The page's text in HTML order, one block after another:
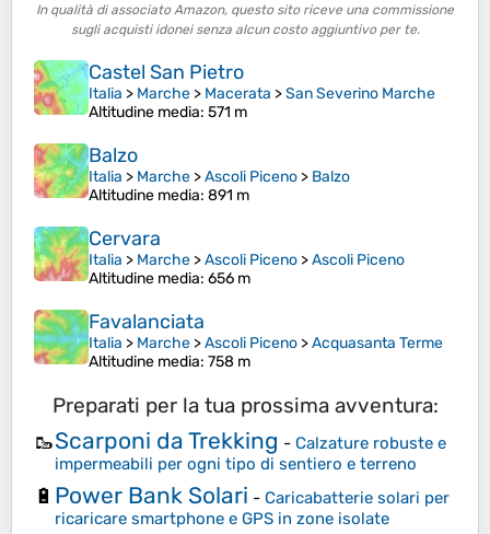
In qualità di associato Amazon, questo sito riceve una commissione
sugli acquisti idonei senza alcun costo aggiuntivo per te.
Castel San Pietro
Italia > Marche > Macerata >San Severino Marche
Altitudine media: 571 m
Balzo
Italia > Marche >Ascoli Piceno > Balzo
Altitudine media: 891 m
Cervara
Italia > Marche >Ascoli Piceno >Ascoli Piceno
Altitudine media: 656 m
Favalanciata
Italia > Marche >Ascoli Piceno >Acquasanta Terme
Altitudine media: 758 m
Preparati per la tua prossima avventura:
🥾Scarponi da Trekking - Calzature robuste e
impermeabili per ogni tipo di sentiero e terreno
🔋 Power Bank Solari - Caricabatterie solari per
ricaricare smartphone e GPS in zone isolate